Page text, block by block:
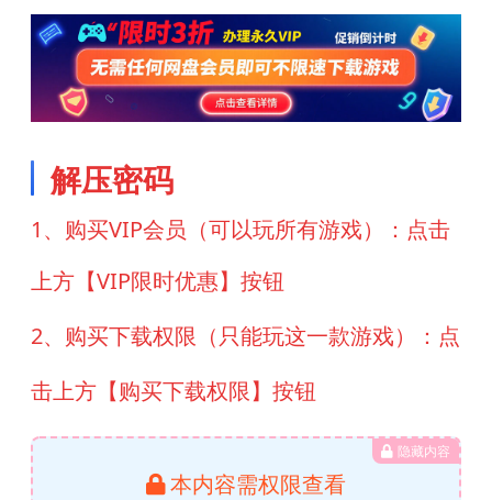
解压密码
1、购买VIP会员（可以玩所有游戏）：点击
上方【VIP限时优惠】按钮
2、购买下载权限（只能玩这一款游戏）：点
击上方【购买下载权限】按钮
隐藏内容
本内容需权限查看